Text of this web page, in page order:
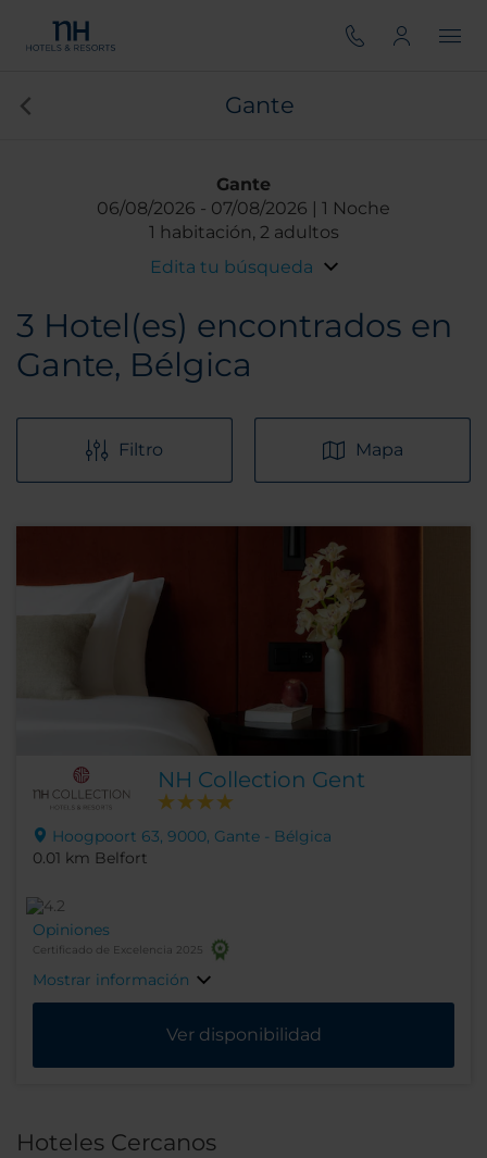
Gante
Gante
06/08/2026
07/08/2026
1 Noche
1 habitación, 2 adultos
Edita tu búsqueda
3 Hotel(es) encontrados en
Gante, Bélgica
Filtro Mapa
NH Collection Gent
Hoogpoort 63, 9000, Gante - Bélgica
0.01 km Belfort
Opiniones
Certificado de Excelencia 2025
Mostrar información
Ver disponibilidad
Hoteles Cercanos